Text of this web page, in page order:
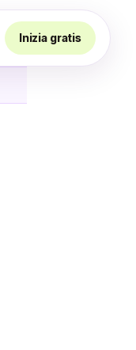
Inizia gratis